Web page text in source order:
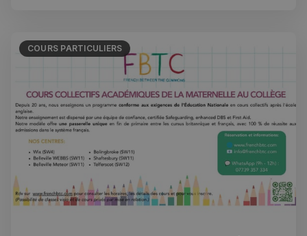
COURS PARTICULIERS